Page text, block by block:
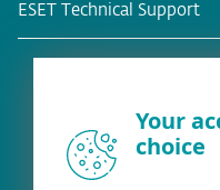
ESET Technical Support
Your
choice